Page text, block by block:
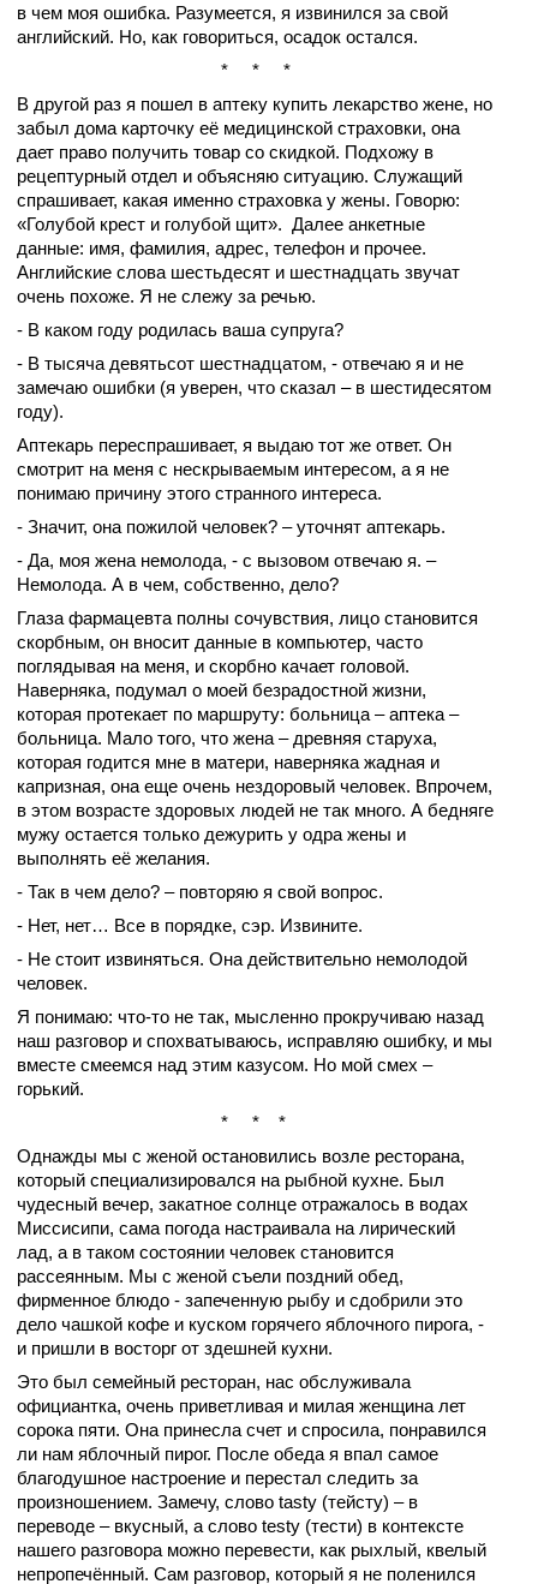
в чем моя ошибка. Разумеется, я извинился за свой
английский. Но, как говориться, осадок остался.
* * *
В другой раз я пошел в аптеку купить лекарство жене, но
забыл дома карточку её медицинской страховки, она
дает право получить товар со скидкой. Подхожу в
рецептурный отдел и объясняю ситуацию. Служащий
спрашивает, какая именно страховка у жены. Говорю:
«Голубой крест и голубой щит». Далее анкетные
данные: имя, фамилия, адрес, телефон и прочее.
Английские слова шестьдесят и шестнадцать звучат
очень похоже. Я не слежу за речью.
- В каком году родилась ваша супруга?
- В тысяча девятьсот шестнадцатом, - отвечаю я и не
замечаю ошибки (я уверен, что сказал – в шестидесятом
году).
Аптекарь переспрашивает, я выдаю тот же ответ. Он
смотрит на меня с нескрываемым интересом, а я не
понимаю причину этого странного интереса.
- Значит, она пожилой человек? – уточнят аптекарь.
- Да, моя жена немолода, - с вызовом отвечаю я. –
Немолода. А в чем, собственно, дело?
Глаза фармацевта полны сочувствия, лицо становится
скорбным, он вносит данные в компьютер, часто
поглядывая на меня, и скорбно качает головой.
Наверняка, подумал о моей безрадостной жизни,
которая протекает по маршруту: больница – аптека –
больница. Мало того, что жена – древняя старуха,
которая годится мне в матери, наверняка жадная и
капризная, она еще очень нездоровый человек. Впрочем,
в этом возрасте здоровых людей не так много. А бедняге
мужу остается только дежурить у одра жены и
выполнять её желания.
- Так в чем дело? – повторяю я свой вопрос.
- Нет, нет… Все в порядке, сэр. Извините.
- Не стоит извиняться. Она действительно немолодой
человек.
Я понимаю: что-то не так, мысленно прокручиваю назад
наш разговор и спохватываюсь, исправляю ошибку, и мы
вместе смеемся над этим казусом. Но мой смех –
горький.
* * *
Однажды мы с женой остановились возле ресторана,
который специализировался на рыбной кухне. Был
чудесный вечер, закатное солнце отражалось в водах
Миссисипи, сама погода настраивала на лирический
лад, а в таком состоянии человек становится
рассеянным. Мы с женой съели поздний обед,
фирменное блюдо - запеченную рыбу и сдобрили это
дело чашкой кофе и куском горячего яблочного пирога, -
и пришли в восторг от здешней кухни.
Это был семейный ресторан, нас обслуживала
официантка, очень приветливая и милая женщина лет
сорока пяти. Она принесла счет и спросила, понравился
ли нам яблочный пирог. После обеда я впал самое
благодушное настроение и перестал следить за
произношением. Замечу, слово tasty (тейсту) – в
переводе – вкусный, а слово testy (тести) в контексте
нашего разговора можно перевести, как рыхлый, квелый
непропечённый. Сам разговор, который я не поленился